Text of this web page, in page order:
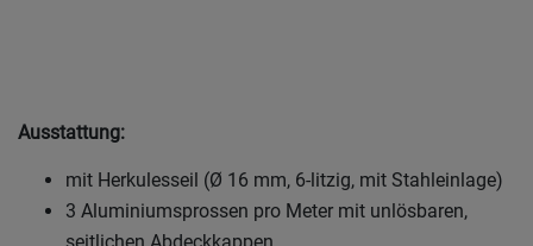
Ausstattung:
mit Herkulesseil (Ø 16 mm, 6-litzig, mit Stahleinlage)
3 Aluminiumsprossen pro Meter mit unlösbaren,